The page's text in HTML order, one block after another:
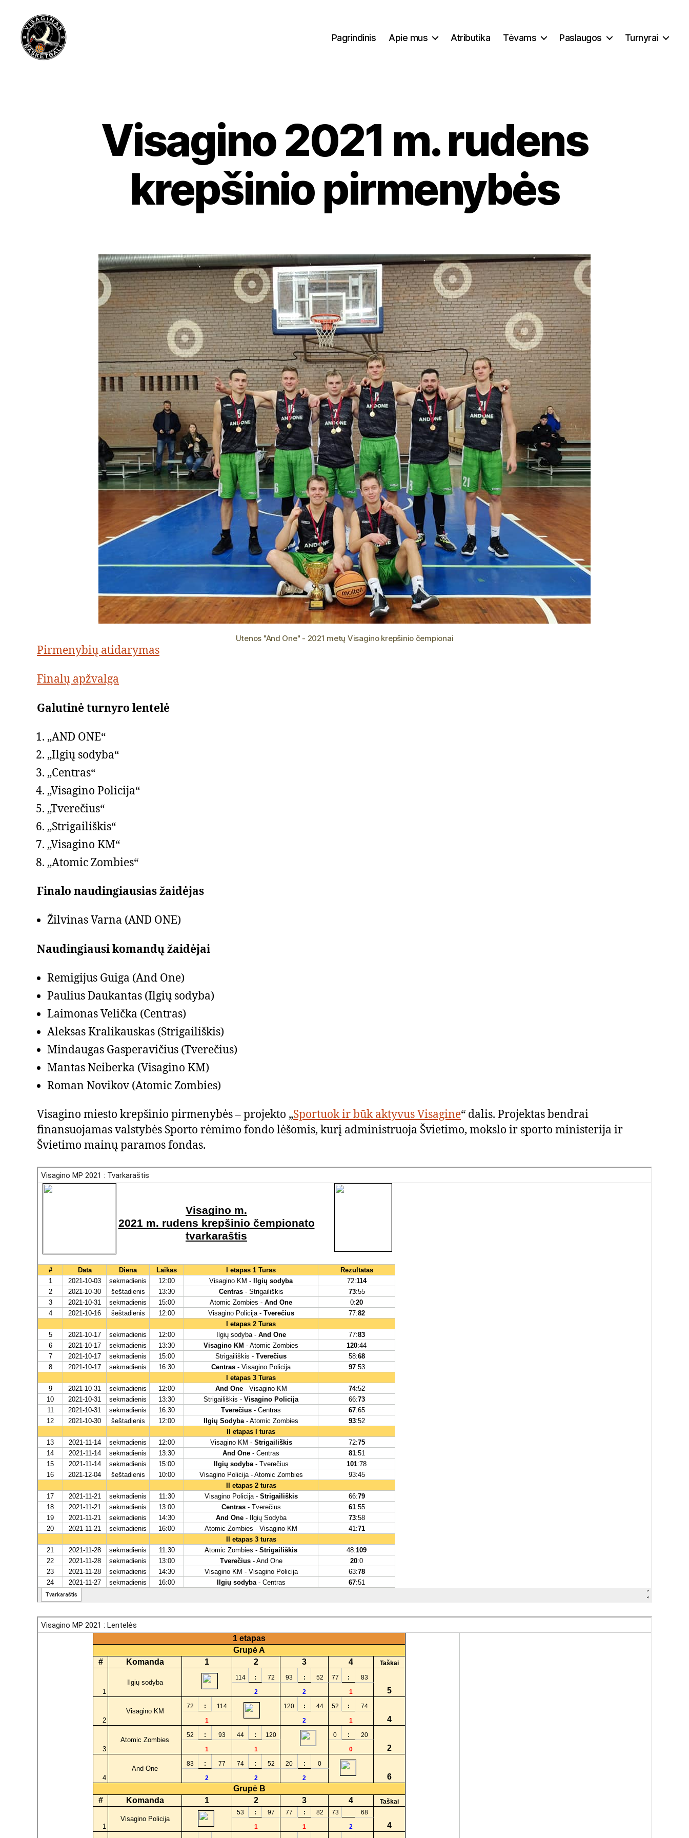
Pagrindinis Apie mus Atributika Tėvams Paslaugos Turnyrai
Visagino 2021 m. rudens
krepšinio pirmenybės
Utenos "And One" - 2021 metų Visagino krepšinio čempionai
Pirmenybių atidarymas
Finalų apžvalga
Galutinė turnyro lentelė
„AND ONE“
„Ilgių sodyba“
„Centras“
„Visagino Policija“
„Tverečius“
„Strigailiškis“
„Visagino KM“
„Atomic Zombies“
Finalo naudingiausias žaidėjas
Žilvinas Varna (AND ONE)
Naudingiausi komandų žaidėjai
Remigijus Guiga (And One)
Paulius Daukantas (Ilgių sodyba)
Laimonas Velička (Centras)
Aleksas Kralikauskas (Strigailiškis)
Mindaugas Gasperavičius (Tverečius)
Mantas Neiberka (Visagino KM)
Roman Novikov (Atomic Zombies)
Visagino miesto krepšinio pirmenybės – projekto „Sportuok ir būk aktyvus Visagine“ dalis. Projektas bendrai
finansuojamas valstybės Sporto rėmimo fondo lėšomis, kurį administruoja Švietimo, mokslo ir sporto ministerija ir
Švietimo mainų paramos fondas.